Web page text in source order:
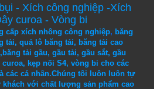
- Xích công nghiệp-Xích
curoa - Vòng bi
cấp xích nhông công nghiệp, băng
tải,quả lô băng tải, băng tải cao
băng tải gầu, gầu tải, gầu sắt, gầu
curoa, kẹp nối S4, vòng bi cho các
các cá nhân.Chúng tôi luôn luôn tự
khách với chất lượng sảnphẩm cao